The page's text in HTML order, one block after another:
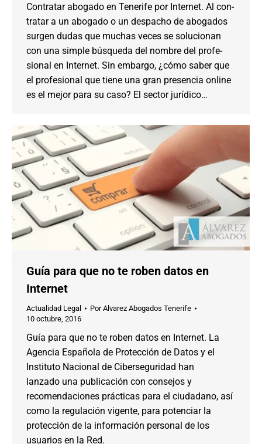
Contratar abogado en Tenerife por Internet. Al con­
tratar a un abo­gado o un des­pacho de abogados
surgen dudas que mu­chas veces se solu­cionan
con una simple bús­queda del nombre del pro­fe­
sional en Internet. Sin em­bargo, ¿cómo saber que
el pro­fe­sional que tiene una gran pre­sencia on­line
es el mejor para su caso? El sector jurídico…
Guía para que no te roben datos en
Internet
Actualidad Legal PorAlvarez Abogados Tenerife
10 octubre, 2016
Guía para que no te roben datos en Internet. La
Agencia Española de Protección de Datos y el
Instituto Nacional de Ciberseguridad han
lanzado una publicación con consejos y
recomendaciones prácticas para el ciudadano, así
como la regulación vigente, para potenciar la
protección de la información personal de los
usuarios en la Red.